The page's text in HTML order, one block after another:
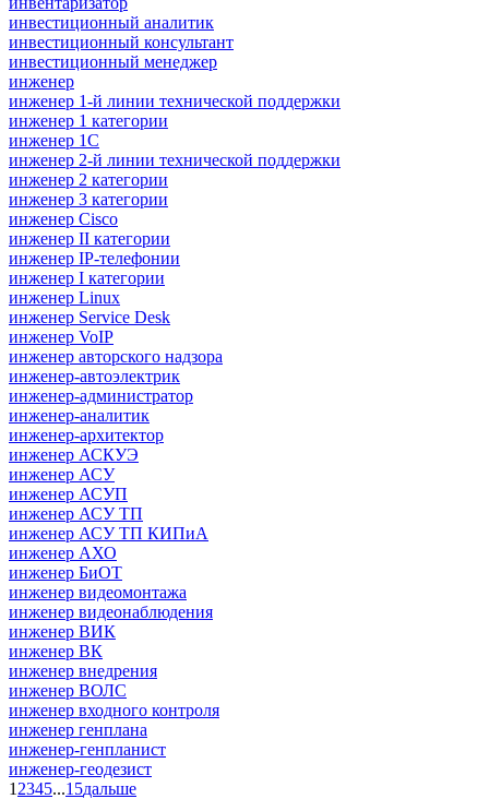
инвестиционный аналитик
инвестиционный консультант
инвестиционный менеджер
инженер
инженер 1-й линии технической поддержки
инженер 1 категории
инженер 1С
инженер 2-й линии технической поддержки
инженер 2 категории
инженер 3 категории
инженер Cisco
инженер II категории
инженер IP-телефонии
инженер I категории
инженер Linux
инженер Service Desk
инженер VoIP
инженер авторского надзора
инженер-автоэлектрик
инженер-администратор
инженер-аналитик
инженер-архитектор
инженер АСКУЭ
инженер АСУ
инженер АСУП
инженер АСУ ТП
инженер АСУ ТП КИПиА
инженер АХО
инженер БиОТ
инженер видеомонтажа
инженер видеонаблюдения
инженер ВИК
инженер ВК
инженер внедрения
инженер ВОЛС
инженер входного контроля
инженер генплана
инженер-генпланист
инженер-геодезист
1 2345...15дальше